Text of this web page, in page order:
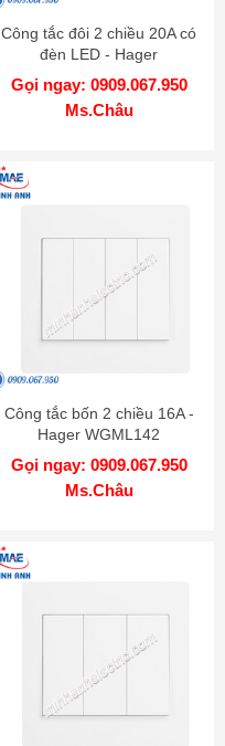
Công tắc đôi 2 chiều 20A có
đèn LED - Hager
WGML2D2N
Gọi ngay: 0909.067.950
Ms.Châu
Công tắc bốn 2 chiều 16A -
Hager WGML142
Gọi ngay: 0909.067.950
Ms.Châu